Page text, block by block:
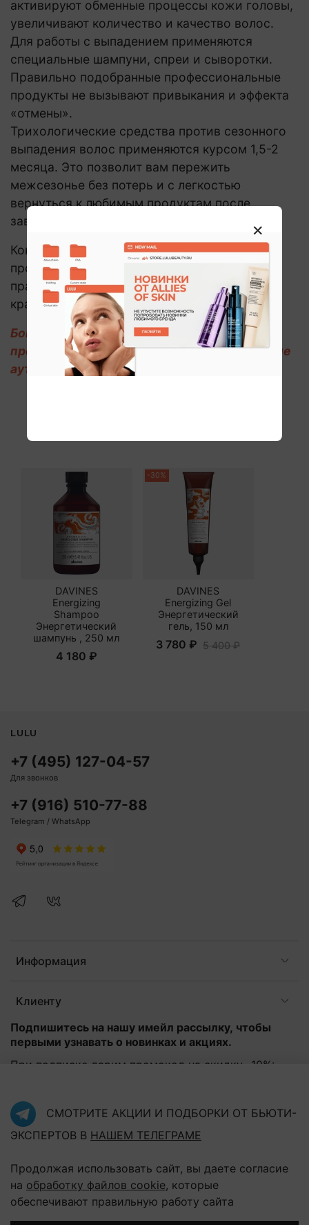
активируют обменные процессы кожи головы,
увеличивают количество и качество волос.
Для работы с выпадением применяются
специальные шампуни, спреи и сыворотки.
Правильно подобранные профессиональные
продукты не вызывают привыкания и эффекта
«отмены».
Трихологические средства против сезонного
выпадения волос применяются курсом 1,5-2
месяца. Это позволит вам пережить
межсезонье без потерь и с легкостью
вернуться к любимым продуктам после
завершения специального ухода.
Консультанты LULU помогут вам с подбором
продуктов и подробно проконсультируют по
правильному способу применения. Все для
красоты ваших волос!
Бонус для тех, кто дочитал до конца —
промокод БЛОГ на скидку -10% на все, кроме
аутлета!
DAVINES
Energizing
Shampoo
Энергетический
шампунь , 250 мл
4 180 ₽
-30%
DAVINES
Energizing Gel
Энергетический
гель, 150 мл
3 780 ₽ 5 400 ₽
Информация
Клиенту
Подпишитесь на нашу имейл рассылку, чтобы
первыми узнавать о новинках и акциях.
При подписке дарим промокод на скидку -10%:
Подписаться
Нажав на кнопку "Подписаться", Вы соглашаетесь с
политикой конфиденциальности
+7 (495) 127-04-57
Для звонков
+7 (916) 510-77-88
Telegram / WhatsApp
LULU
СМОТРИТЕ АКЦИИ И ПОДБОРКИ ОТ БЬЮТИ-
ЭКСПЕРТОВ В НАШЕМ ТЕЛЕГРАМЕ
Продолжая использовать сайт, вы даете согласие
на обработку файлов cookie, которые
обеспечивают правильную работу сайта